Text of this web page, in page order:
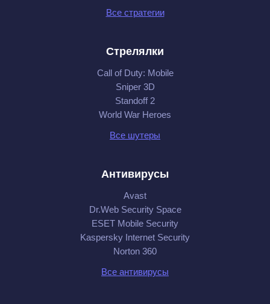
Все стратегии
Стрелялки
Call of Duty: Mobile
Sniper 3D
Standoff 2
World War Heroes
Все шутеры
Антивирусы
Avast
Dr.Web Security Space
ESET Mobile Security
Kaspersky Internet Security
Norton 360
Все антивирусы